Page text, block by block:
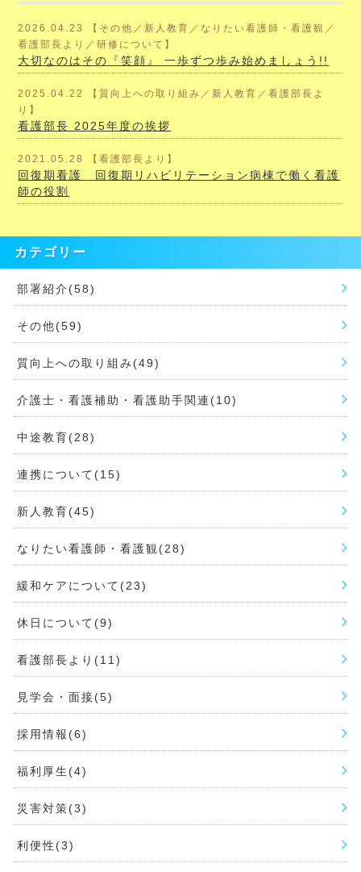
2026.04.23 【その他／新人教育／なりたい看護師・看護観／
看護部長より／研修について】
大切なのはその『笑顔』 一歩ずつ歩み始めましょう!!
2025.04.22 【質向上への取り組み／新人教育／看護部長よ
り】
看護部長 2025年度の挨拶
2021.05.28 【看護部長より】
回復期看護 回復期リハビリテーション病棟で働く看護
師の役割
カテゴリー
部署紹介(58)
その他(59)
質向上への取り組み(49)
介護士・看護補助・看護助手関連(10)
中途教育(28)
連携について(15)
新人教育(45)
なりたい看護師・看護観(28)
緩和ケアについて(23)
休日について(9)
看護部長より(11)
見学会・面接(5)
採用情報(6)
福利厚生(4)
災害対策(3)
利便性(3)